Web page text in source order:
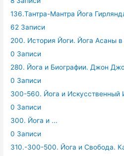
136.Тантра-Мантра Йога
62 Записи
200. История Йоги. Йога Асаны в
0 Записи
280. Йога и Биографии. Джон
0 Записи
300-560. Йога и Искусственный
0 Записи
300. Йога и ...
0 Записи
310.-300-500. Йога и Свобода.